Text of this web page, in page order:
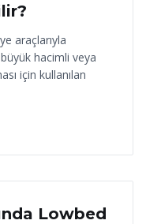
araçlarıyla
hacimli veya
için kullanılan
Lowbed